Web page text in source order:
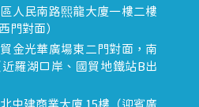
人民南路熙龍大廈一樓二樓
門對面）
金光華廣場東二門對面，南
羅湖口岸、國貿地鐵站B出